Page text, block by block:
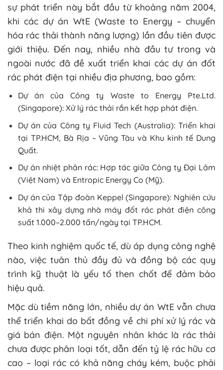
sự phát triển này bắt đầu từ khoảng năm 2004,
khi các dự án WtE (Waste to Energy – chuyển
hóa rác thải thành năng lượng) lần đầu tiên được
giới thiệu. Đến nay, nhiều nhà đầu tư trong và
ngoài nước đã đề xuất triển khai các dự án đốt
rác phát điện tại nhiều địa phương, bao gồm:
Dự án của Công ty Waste to Energy Pte.Ltd.
(Singapore): Xử lý rác thải rắn kết hợp phát điện.
Dự án của Công ty Fluid Tech (Australia): Triển khai
tại TP.HCM, Bà Rịa – Vũng Tàu và Khu kinh tế Dung
Quất.
Dự án nhiệt phân rác: Hợp tác giữa Công ty Đại Lâm
(Việt Nam) và Entropic Energy Co (Mỹ).
Dự án của Tập đoàn Keppel (Singapore): Nghiên cứu
khả thi xây dựng nhà máy đốt rác phát điện công
suất 1.000–2.000 tấn/ngày tại TP.HCM.
Theo kinh nghiệm quốc tế, dù áp dụng công nghệ
nào, việc tuân thủ đầy đủ và đồng bộ các quy
trình kỹ thuật là yếu tố then chốt để đảm bảo
hiệu quả.
Mặc dù tiềm năng lớn, nhiều dự án WtE vẫn chưa
thể triển khai do bất đồng về chi phí xử lý rác và
giá bán điện. Một nguyên nhân khác là rác thải
chưa được phân loại tốt, dẫn đến tỷ lệ rác hữu cơ
cao – loại rác có khả năng cháy kém, buộc phải